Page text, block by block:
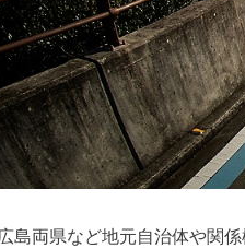
島両県など地元自治体や関